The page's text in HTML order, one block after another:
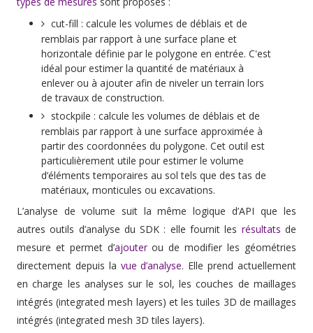
cut-fill : calcule les volumes de déblais et de
remblais par rapport à une surface plane et
horizontale définie par le polygone en entrée. C'est
idéal pour estimer la quantité de matériaux à
enlever ou à ajouter afin de niveler un terrain lors
de travaux de construction.
stockpile : calcule les volumes de déblais et de
remblais par rapport à une surface approximée à
partir des coordonnées du polygone. Cet outil est
particulièrement utile pour estimer le volume
d’éléments temporaires au sol tels que des tas de
matériaux, monticules ou excavations.
L’analyse de volume suit la même logique d’API que les
autres outils d’analyse du SDK : elle fournit les résultats de
mesure et permet d’ajouterou de modifier les géométries
directement depuis la vue d’analyse. Elle prend actuellement
en charge les analyses sur le sol, les couches de maillages
intégrés (integrated mesh layers) et les tuiles 3D de maillages
intégrés (integrated mesh 3D tiles layers).